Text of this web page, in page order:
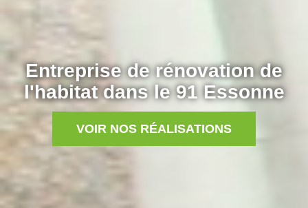
Entreprise de rénovation de
l'habitat dans le 91 Essonne
VOIR NOS RÉALISATIONS